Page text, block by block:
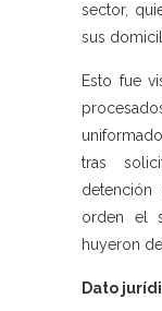
sector,
sus
Esto fue
tras
orden el
huyeron
Dato